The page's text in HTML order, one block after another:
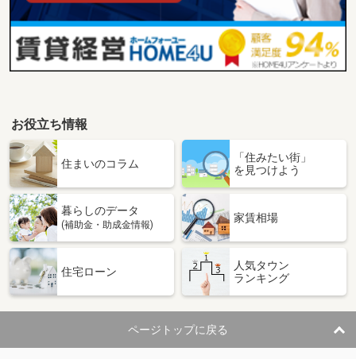
お役立ち情報
住まいのコラム
「住みたい街」
を見つけよう
暮らしのデータ
(補助金・助成金情報)
家賃相場
住宅ローン
人気タウン
ランキング
ページトップに戻る